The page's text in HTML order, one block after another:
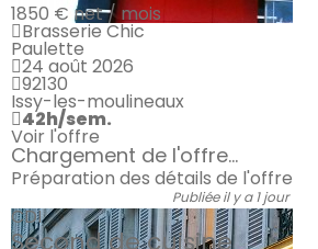
1850 € net / mois
Brasserie Chic
Paulette
24 août 2026
92130
Issy-les-moulineaux
42h/sem.
Voir l'offre
Chargement de l'offre...
Préparation des détails de l'offre
Publiée il y a 1 jour
CDI
Second de cuisine